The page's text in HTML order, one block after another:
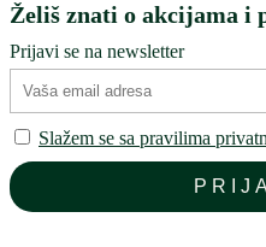
Želiš znati o akcijama i
Prijavi se na newsletter
Slažem se sa pravilima